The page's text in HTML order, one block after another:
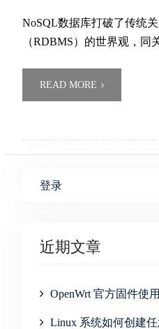
NoSQL数据库打破了传统
（RDBMS）的世界观，同
READ MORE
登录
近期文章
OpenWrt 官方固件使
Linux 系统如何创建